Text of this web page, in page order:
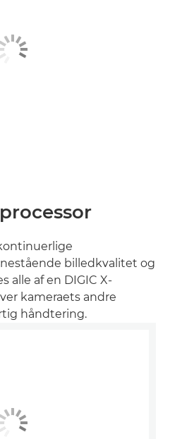
billedkvalitet og
alle af en DIGIC X-
kameraets andre
håndtering.